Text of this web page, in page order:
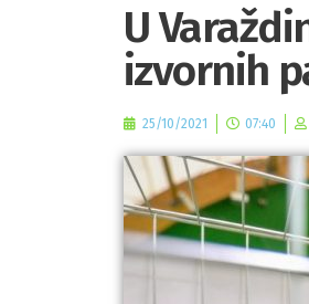
U
izvornih
25/10/2021 07:40